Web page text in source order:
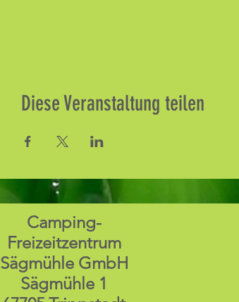
Diese Veranstaltung teilen
Camping-
Freizeitzentrum
Sägmühle GmbH
Sägmühle 1